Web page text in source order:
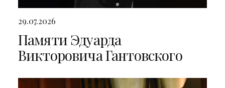
29.07.2026
Памяти Эдуарда
Викторовича Гантовского